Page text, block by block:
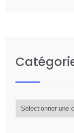
d’articles